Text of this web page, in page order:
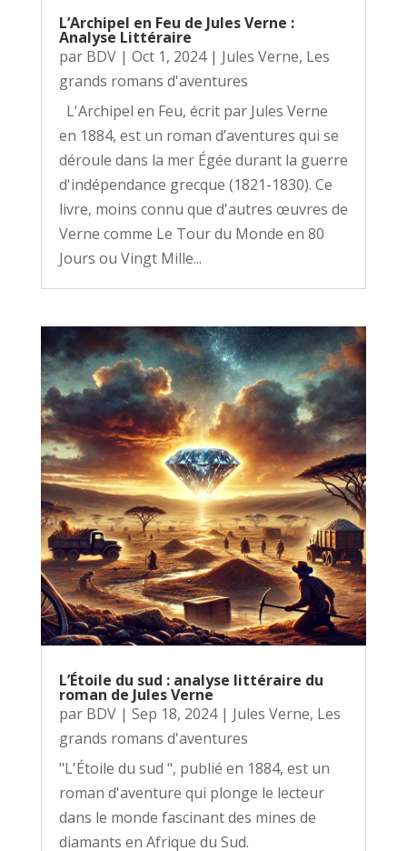
L’Archipel en Feu de Jules Verne :
Analyse Littéraire
par BDV| Oct 1, 2024| Jules Verne, Les
grands romans d'aventures
L'Archipel en Feu, écrit par Jules Verne
en 1884, est un roman d’aventures qui se
déroule dans la mer Égée durant la guerre
d'indépendance grecque (1821-1830). Ce
livre, moins connu que d'autres œuvres de
Verne comme Le Tour du Monde en 80
Jours ou Vingt Mille...
L’Étoile du sud : analyse littéraire du
roman de Jules Verne
par BDV| Sep 18, 2024| Jules Verne, Les
grands romans d'aventures
"L'Étoile du sud ", publié en 1884, est un
roman d'aventure qui plonge le lecteur
dans le monde fascinant des mines de
diamants en Afrique du Sud.